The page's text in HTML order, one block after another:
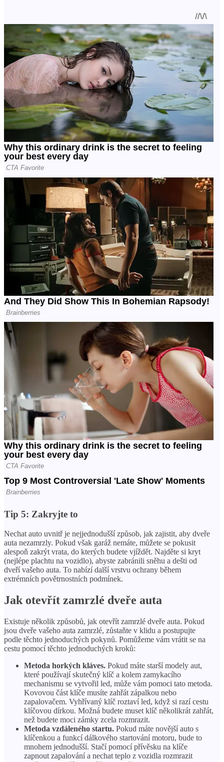
Tip 5: Zakryjte to
Nechat auto uvnitř je nejjednodušší způsob, jak zajistit, aby dveře
auta nezamrzly. Pokud však garáž nemáte, můžete se pokusit
alespoň zakrýt vrata, do kterých budete vjíždět. Najděte si kryt
(nejlépe plachtu na vozidlo), abyste zabránili sněhu a dešti od
dveří vašeho auta. To nabízí další vrstvu ochrany během
extrémních povětrnostních podmínek.
Jak otevřít zamrzlé dveře auta
Existuje několik způsobů, jak otevřít zamrzlé dveře auta. Pokud
jsou dveře vašeho auta zamrzlé, zůstaňte v klidu a postupujte
podle těchto jednoduchých pokynů. Pomůžeme vám vrátit se na
cestu pomocí těchto jednoduchých kroků:
Metoda horkých kláves. Pokud máte starší modely aut,
které používají skutečný klíč a kolem zamykacího
mechanismu se vytvořil led, může vám pomoci tato metoda.
Kovovou část klíče musíte zahřát zápalkou nebo
zapalovačem. Vyhřívaný klíč roztaví led, když si razí cestu
klíčovou dírkou. Možná budete muset klíč několikrát zahřát,
než budete moci zámky zcela rozmrazit.
Metoda vzdáleného startu. Pokud máte novější auto s
klíčenkou a funkcí dálkového startování motoru, bude to
mnohem jednodušší. Stačí pomocí přívěsku na klíče
zapnout zapalování a nechat teplo z vozidla rozmrazit